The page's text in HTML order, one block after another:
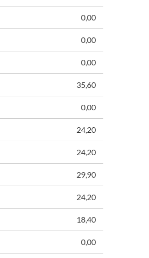
0,00
0,00
0,00
35,60
0,00
24,20
24,20
29,90
24,20
18,40
0,00